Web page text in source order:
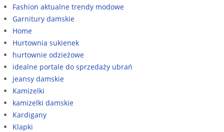
Fashion aktualne trendy modowe
Garnitury damskie
Home
Hurtownia sukienek
hurtownie odzieżowe
idealne portale do sprzedaży ubrań
jeansy damskie
Kamizelki
kamizelki damskie
Kardigany
Klapki